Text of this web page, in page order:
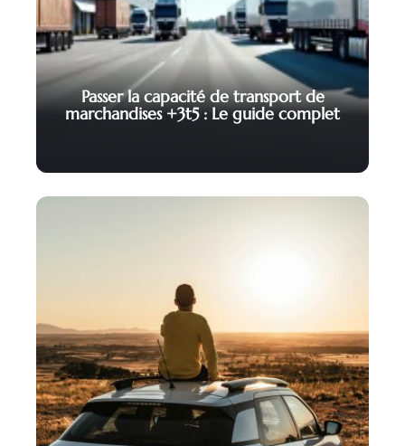
Passer la capacité de transport de
marchandises +3t5 : Le guide complet